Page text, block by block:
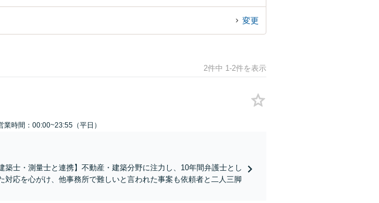
変更
2件中 1-2件を表示
業時間：00:00~23:55（平日）
築士・測量士と連携】不動産・建築分野に注力し、10年間弁護士とし
応を心がけ、他事務所で難しいと言われた事案も依頼者と二人三脚